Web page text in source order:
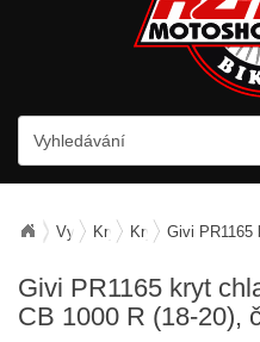
Vybavení motocyklu
Kryty a mřížky
Kryty chladiče
Givi PR1165
Givi PR1165 kryt
CB 1000 R (18-20),